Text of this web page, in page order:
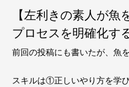
【左利きの素人が
プロセスを明確化す
前回の投稿にも書いたが、魚
スキルは①正しいやり方を学